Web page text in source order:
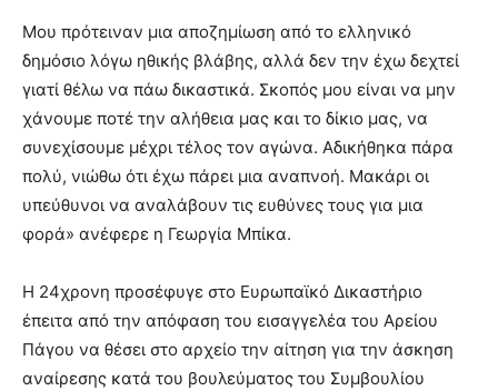
Μου πρότειναν μια αποζημίωση από το ελληνικό
δημόσιο λόγω ηθικής βλάβης, αλλά δεν την έχω δεχτεί
γιατί θέλω να πάω δικαστικά. Σκοπός μου είναι να μην
χάνουμε ποτέ την αλήθεια μας και το δίκιο μας, να
συνεχίσουμε μέχρι τέλος τον αγώνα. Αδικήθηκα πάρα
πολύ, νιώθω ότι έχω πάρει μια αναπνοή. Μακάρι οι
υπεύθυνοι να αναλάβουν τις ευθύνες τους για μια
φορά» ανέφερε η Γεωργία Μπίκα.
Η 24χρονη προσέφυγε στο Ευρωπαϊκό Δικαστήριο
έπειτα από την απόφαση του εισαγγελέα του Αρείου
Πάγου να θέσει στο αρχείο την αίτηση για την άσκηση
αναίρεσης κατά του βουλεύματος του Συμβουλίου